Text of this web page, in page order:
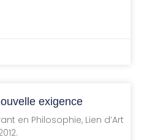
exigence
en Philosophie, Lien d’Art